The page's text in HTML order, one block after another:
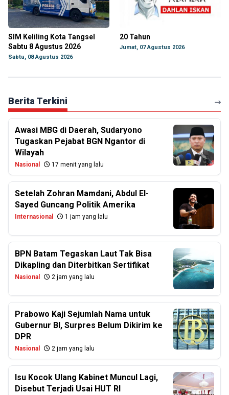
SIM Keliling Kota Tangsel
Sabtu 8 Agustus 2026
Sabtu, 08 Agustus 2026
20 Tahun
Jumat, 07 Agustus 2026
Berita Terkini
Awasi MBG di Daerah, Sudaryono
Tugaskan Pejabat BGN Ngantor di
Wilayah
Nasional 17 menit yang lalu
Setelah Zohran Mamdani, Abdul El-
Sayed Guncang Politik Amerika
Internasional 1 jam yang lalu
BPN Batam Tegaskan Laut Tak Bisa
Dikapling dan Diterbitkan Sertifikat
Nasional 2 jam yang lalu
Prabowo Kaji Sejumlah Nama untuk
Gubernur BI, Surpres Belum Dikirim ke
DPR
Nasional 2 jam yang lalu
Isu Kocok Ulang Kabinet Muncul Lagi,
Disebut Terjadi Usai HUT RI